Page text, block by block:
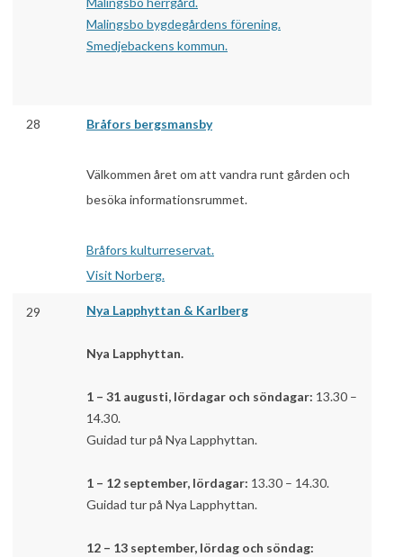
Malingsbo bygdegårdens förening.
Smedjebackens kommun.
28 Bråfors bergsmansby
Välkommen året om att vandra runt gården och
besöka informationsrummet.
Bråfors kulturreservat.
Visit Norberg.
29 Nya Lapphyttan & Karlberg
Nya Lapphyttan.
1 – 31 augusti, lördagar och söndagar: 13.30 –
14.30.
Guidad tur på Nya Lapphyttan.
1 – 12 september, lördagar: 13.30 – 14.30.
Guidad tur på Nya Lapphyttan.
12 – 13 september, lördag och söndag: